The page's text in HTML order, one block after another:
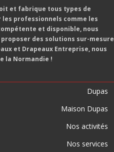
et fabrique tous types de
professionnels comme les
et disponible, nous
des solutions sur-mesure
et Drapeaux Entreprise, nous
la Normandie !
Dupas
Maison Dupas
Nos activités
Nos services